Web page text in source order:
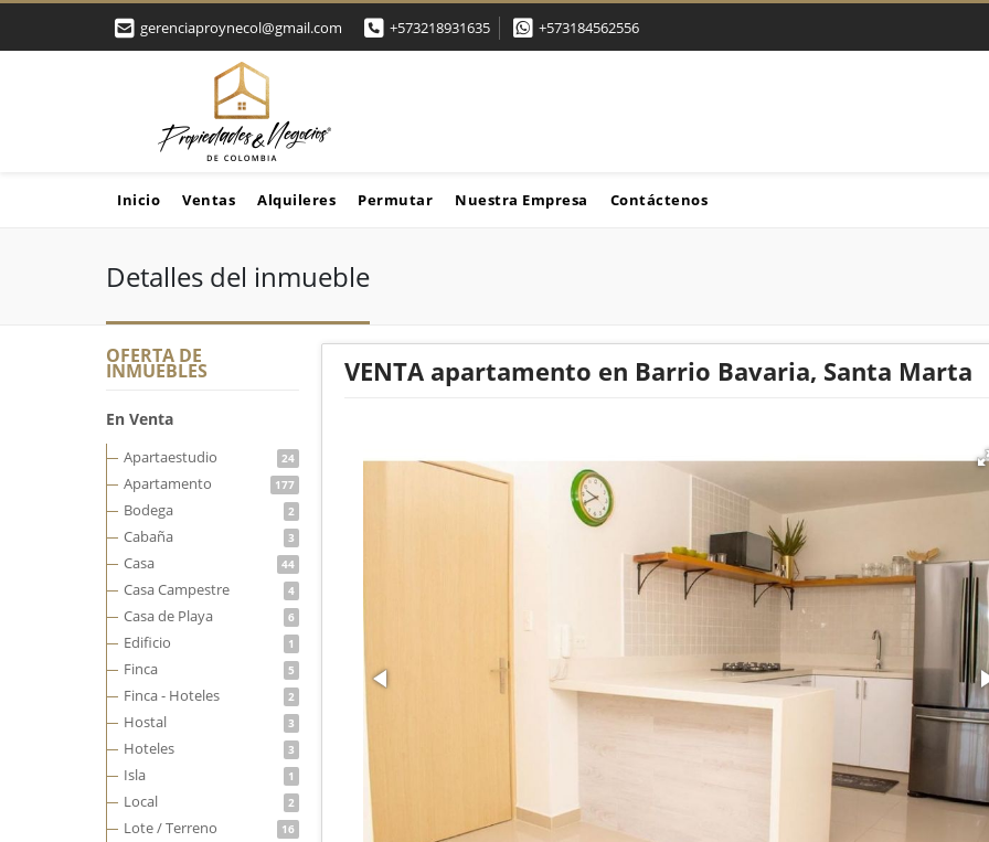
gerenciaproynecol@gmail.com +573218931635 +573184562556
Inicio Ventas Alquileres Permutar Nuestra Empresa Contáctenos
Detalles del inmueble
OFERTA DE
INMUEBLES
En Venta
Apartaestudio 24
Apartamento 177
Bodega 2
Cabaña 3
Casa 44
Casa Campestre 4
Casa de Playa 6
Edificio 1
Finca 5
Finca - Hoteles 2
Hostal 3
Hoteles 3
Isla 1
Local 2
Lote / Terreno 16
VENTA apartamento en Barrio Bavaria, Santa Marta